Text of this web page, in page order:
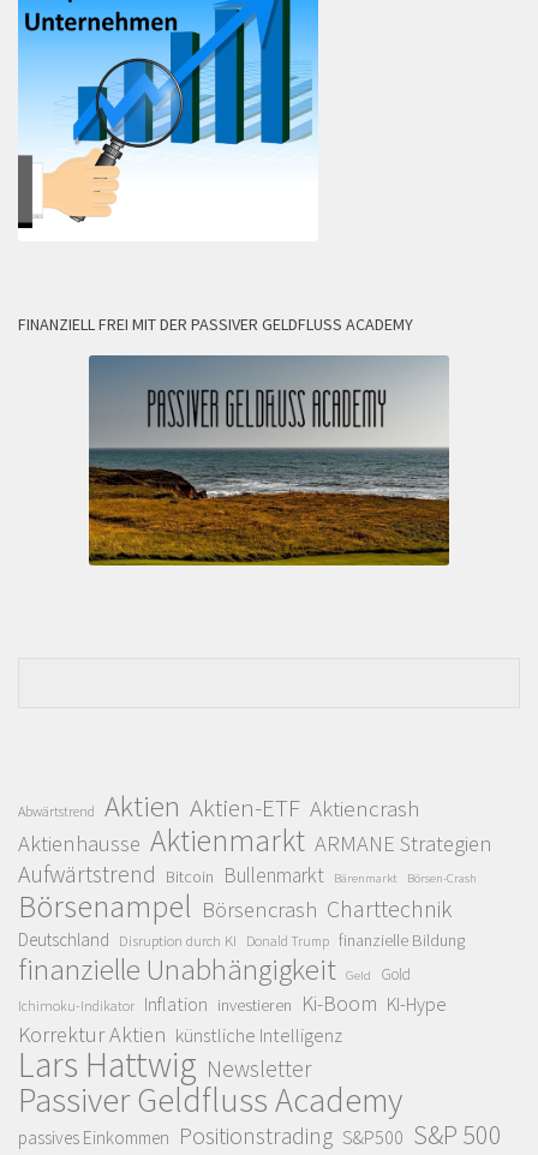
FINANZIELL FREI MIT DER PASSIVER GELDFLUSS ACADEMY
Abwärtstrend Aktien Aktien-ETF Aktiencrash
Aktienhausse Aktienmarkt ARMANE Strategien
Aufwärtstrend Bitcoin Bullenmarkt Bärenmarkt Börsen-Crash
Börsenampel Börsencrash Charttechnik
Deutschland Disruption durch KI Donald Trump finanzielle Bildung
finanzielle Unabhängigkeit Geld Gold
Ichimoku-Indikator Inflation investieren Ki-Boom KI-Hype
Korrektur Aktien künstliche Intelligenz
Lars Hattwig Newsletter
Passiver Geldfluss Academy
passives Einkommen Positionstrading S&P500 S&P 500